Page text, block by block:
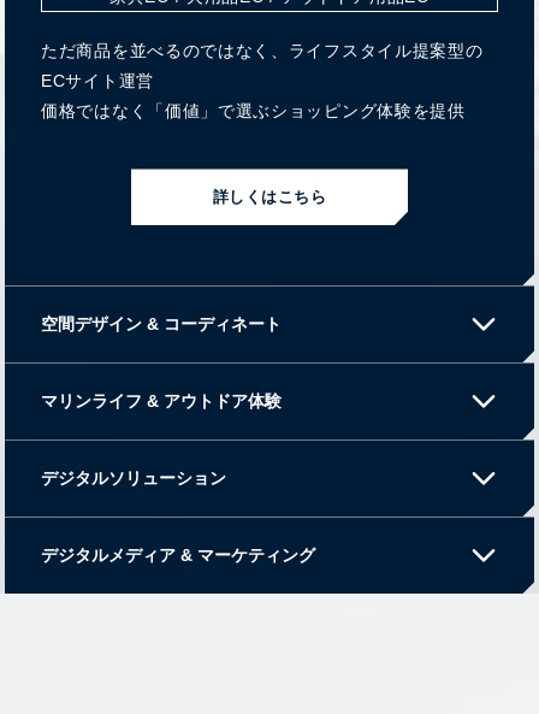
ただ商品を並べるのではなく、ライフスタイル提案型の
ECサイト運営
価格ではなく「価値」で選ぶショッピング体験を提供
詳しくはこちら
arrow_forward_ios
空間デザイン & コーディネート
arrow_forward_ios
マリンライフ & アウトドア体験
arrow_forward_ios
デジタルソリューション
arrow_forward_ios
デジタルメディア & マーケティング